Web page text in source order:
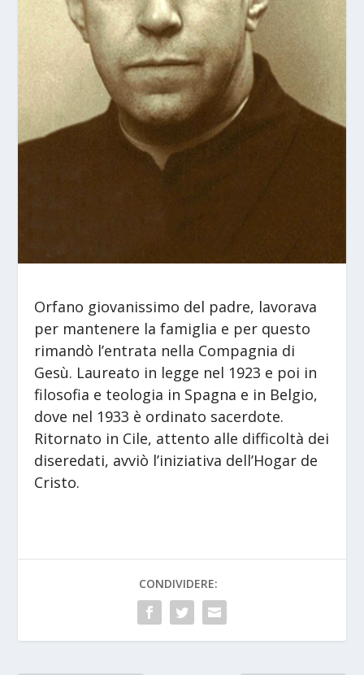
Orfano giovanissimo del padre, lavorava
per mantenere la famiglia e per questo
rimandò l’entrata nella Compagnia di
Gesù. Laureato in legge nel 1923 e poi in
filosofia e teologia in Spagna e in Belgio,
dove nel 1933 è ordinato sacerdote.
Ritornato in Cile, attento alle difficoltà dei
diseredati, avviò l’iniziativa dell’Hogar de
Cristo.
CONDIVIDERE: